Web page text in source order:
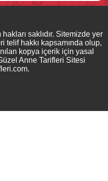
saklıdır. Sitemizde yer
telif hakkı kapsamında olup,
kopya içerik için yasal
Anne Tarifleri Sitesi